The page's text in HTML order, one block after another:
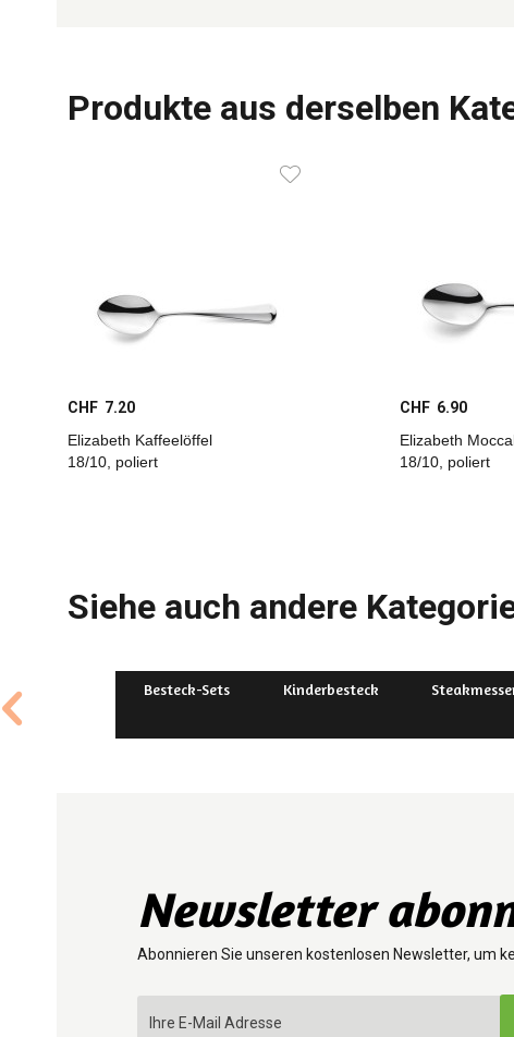
Produkte aus derselben
CHF 7.20
Elizabeth Kaffeelöffel
18/10, poliert
CHF 6.90
Elizabeth
18/10, poliert
Siehe auch andere
Besteck-Sets Kinderbesteck
Newsletter
Abonnieren Sie unseren kostenlosen Newsletter, um